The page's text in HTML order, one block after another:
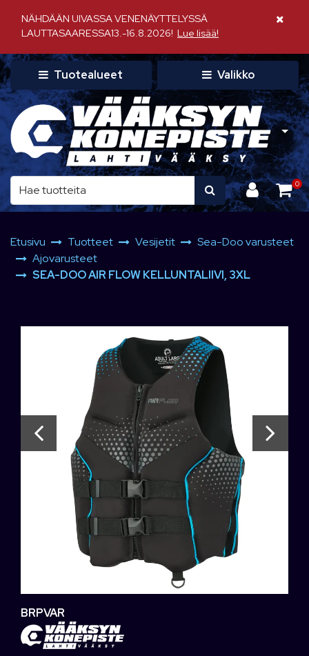
NÄHDÄÄN UIVASSA VENENÄYTTELYSSÄ
LAUTTASAARESSA13.-16.8.2026! Lue lisää!
Sulje
Tuotealueet Valikko
0
Etusivu Tuotteet Vesijetit
Sea-Doo varusteet
Ajovarusteet
SEA-DOO AIR FLOW KELLUNTALIIVI, 3XL
BRPVAR